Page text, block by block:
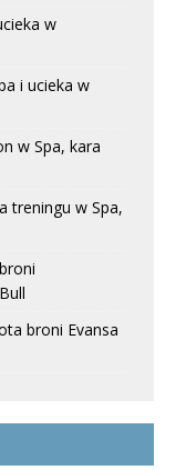
w
i ucieka w
w Spa, kara
treningu w Spa,
broni Evansa